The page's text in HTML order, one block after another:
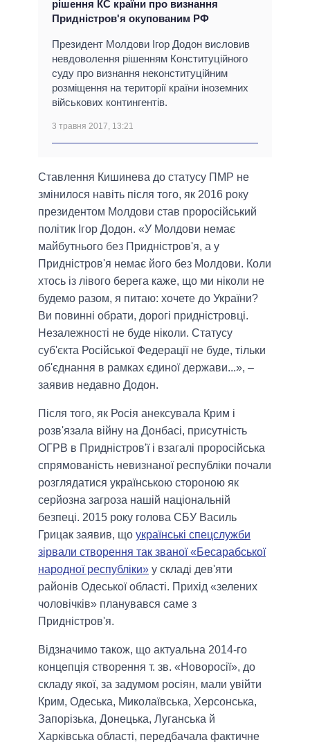
рішення КС країни про визнання
Придністров'я окупованим РФ
Президент Молдови Ігор Додон висловив
невдоволення рішенням Конституційного
суду про визнання неконституційним
розміщення на території країни іноземних
військових контингентів.
3 травня 2017, 13:21
Ставлення Кишинева до статусу ПМР не
змінилося навіть після того, як 2016 року
президентом Молдови став проросійський
політик Ігор Додон. «У Молдови немає
майбутнього без Придністров'я, а у
Придністров'я немає його без Молдови. Коли
хтось із лівого берега каже, що ми ніколи не
будемо разом, я питаю: хочете до України?
Ви повинні обрати, дорогі придністровці.
Незалежності не буде ніколи. Статусу
суб'єкта Російської Федерації не буде, тільки
об'єднання в рамках єдиної держави...», –
заявив недавно Додон.
Після того, як Росія анексувала Крим і
розв'язала війну на Донбасі, присутність
ОГРВ в Придністров'ї і взагалі проросійська
спрямованість невизнаної республіки почали
розглядатися українською стороною як
серйозна загроза нашій національній
безпеці. 2015 року голова СБУ Василь
Грицак заявив, що українські спецслужби
зірвали створення так званої «Бесарабської
народної республіки» у складі дев'яти
районів Одеської області. Прихід «зелених
чоловічків» планувався саме з
Придністров'я.
Відзначимо також, що актуальна 2014-го
концепція створення т. зв. «Новоросії», до
складу якої, за задумом росіян, мали увійти
Крим, Одеська, Миколаївська, Херсонська,
Запорізька, Донецька, Луганська й
Харківська області, передбачала фактичне